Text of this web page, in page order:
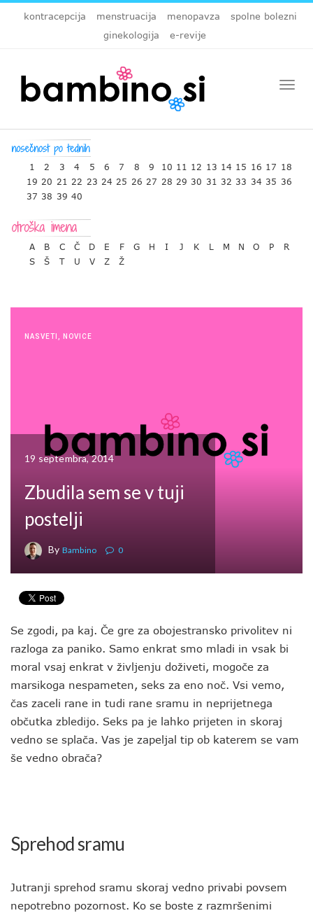
kontracepcija menstruacija menopavza
spolne bolezni
ginekologija
e-revije
1 2 3 4 5 6 7 8 9 10 11 12 13 14 15 16 17 18
19 20 21 22 23 24 25 26 27 28 29 30 31 32 33 34 35 36
37 38 39 40
A B C Č D E F G H I J K L M N O P
R
S
Š T U V Z Ž
NASVETI NOVICE
19 septembra, 2014
Zbudila sem se v tuji
postelji
By Bambino 0
Se zgodi, pa kaj. Če gre za obojestransko privolitev ni
razloga za paniko. Samo enkrat smo mladi in vsak bi
moral vsaj enkrat v življenju doživeti, mogoče za
marsikoga nespameten, seks za eno noč. Vsi vemo,
čas zaceli rane in tudi rane sramu in neprijetnega
občutka zbledijo. Seks pa je lahko prijeten in skoraj
vedno se splača. Vas je zapeljal tip ob katerem se vam
še vedno obrača?
Sprehod sramu
Jutranji sprehod sramu skoraj vedno privabi povsem
nepotrebno pozornost. Ko se boste z razmršenimi